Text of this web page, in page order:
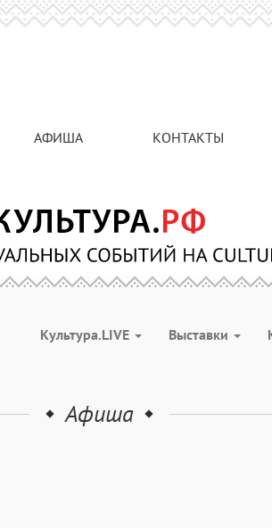
АФИША КОНТАКТЫ
Культура.LIVE Выставки
Афиша